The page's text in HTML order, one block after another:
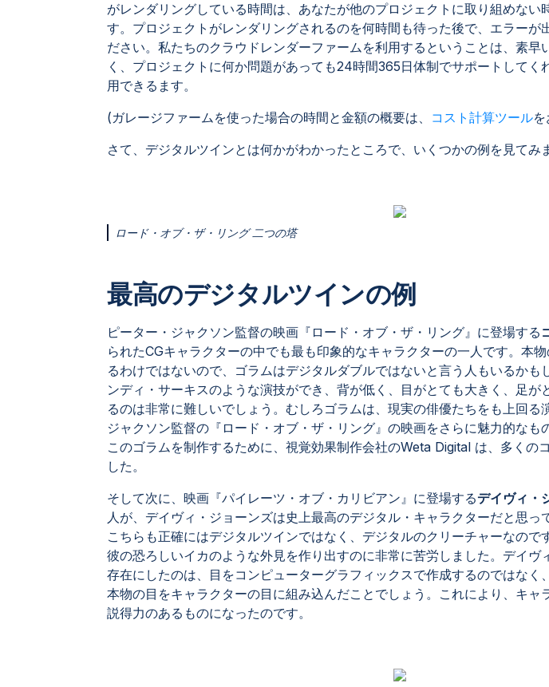
がレンダリングしている時間は、あなたが他のプロジェクトに取り組めない
す。プロジェクトがレンダリングされるのを何時間も待った後で、エラーが
ださい。私たちのクラウドレンダーファームを利用するということは、素早
く、プロジェクトに何か問題があっても24時間365日体制でサポートしてく
用できるます。
(ガレージファームを使った場合の時間と金額の概要は、 コスト計算ツール
さて、デジタルツインとは何かがわかったところで、いくつかの例を見てみ
ロード・オブ・ザ・リング 二つの塔
最高のデジタルツインの例
ピーター・ジャクソン監督の映画『ロード・オブ・ザ・リング』に登場する
られたCGキャラクターの中でも最も印象的なキャラクターの一人です。本
るわけではないので、ゴラムはデジタルダブルではないと言う人もいるかも
ンディ・サーキスのような演技ができ、背が低く、目がとても大きく、足が
るのは非常に難しいでしょう。むしろゴラムは、現実の俳優たちをも上回る
ジャクソン監督の『ロード・オブ・ザ・リング』の映画をさらに魅力的なも
このゴラムを制作するために、視覚効果制作会社のWeta Digital は、多くの
した。
そして次に、映画『パイレーツ・オブ・カリビアン』に登場するデイヴィ・
人が、デイヴィ・ジョーンズは史上最高のデジタル・キャラクターだと思っ
こちらも正確にはデジタルツインではなく、デジタルのクリーチャーなので
彼の恐ろしいイカのような外見を作り出すのに非常に苦労しました。デイヴ
存在にしたのは、目をコンピューターグラフィックスで作成するのではなく
本物の目をキャラクターの目に組み込んだことでしょう。これにより、キャ
説得力のあるものになったのです。